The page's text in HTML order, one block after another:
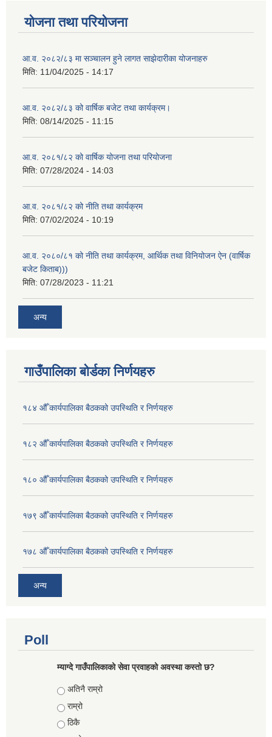
योजना तथा परियोजना
आ.व. २०८२/८३ मा सञ्चालन हुने लागत साझेदारीका योजनाहरु
मिति: 11/04/2025 - 14:17
आ.व. २०८२/८३ को वार्षिक बजेट तथा कार्यक्रम।
मिति: 08/14/2025 - 11:15
आ.व. २०८१/८२ को वार्षिक योजना तथा परियोजना
मिति: 07/28/2024 - 14:03
आ.व. २०८१/८२ को नीति तथा कार्यक्रम
मिति: 07/02/2024 - 10:19
आ.व. २०८०/८१ को नीति तथा कार्यक्रम, आर्थिक तथा विनियोजन ऐन (वार्षिक
बजेट किताब)))
मिति: 07/28/2023 - 11:21
अन्य
गाउँपालिका बोर्डका निर्णयहरु
१८४ औँ कार्यपालिका बैठकको उपस्थिति र निर्णयहरु
१८२ औँ कार्यपालिका बैठकको उपस्थिति र निर्णयहरु
१८० औँ कार्यपालिका बैठकको उपस्थिति र निर्णयहरु
१७९ औँ कार्यपालिका बैठकको उपस्थिति र निर्णयहरु
१७८ औँ कार्यपालिका बैठकको उपस्थिति र निर्णयहरु
अन्य
Poll
म्याग्दे गाउँपालिकाको सेवा प्रवाहको अवस्था कस्तो छ?
Choices
अतिनै राम्रो
राम्रो
ठिकै